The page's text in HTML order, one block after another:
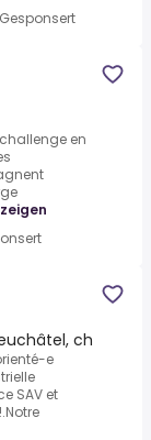
Gesponsert
en
ch
e
SAV et